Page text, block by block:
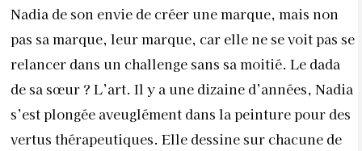
Nadia de son envie de créer une marque, mais non
pas sa marque, leur marque, car elle ne se voit pas se
relancer dans un challenge sans sa moitié. Le dada
de sa sœur ? L’art. Il y a une dizaine d’années, Nadia
s’est plongée aveuglément dans la peinture pour des
vertus thérapeutiques. Elle dessine sur chacune de